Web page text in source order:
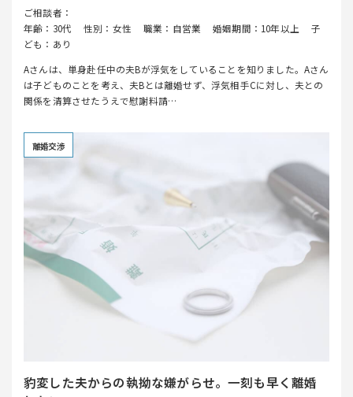
ご相談者：
年齢：30代
性別：女性 職業：自営業 婚姻期間：10年以上
子
ども：あり
Aさんは、単身赴任中の夫Bが浮気をしていることを知りました。Aさん
は子どものことを考え、夫Bとは離婚せず、浮気相手Cに対し、夫との
関係を清算させたうえで慰謝料請…
離婚交渉
豹変した夫からの執拗な嫌がらせ。一刻も早く離婚